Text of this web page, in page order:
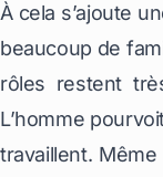
À cela s’ajoute
beaucoup de
rôles restent
L’homme
travaillent.